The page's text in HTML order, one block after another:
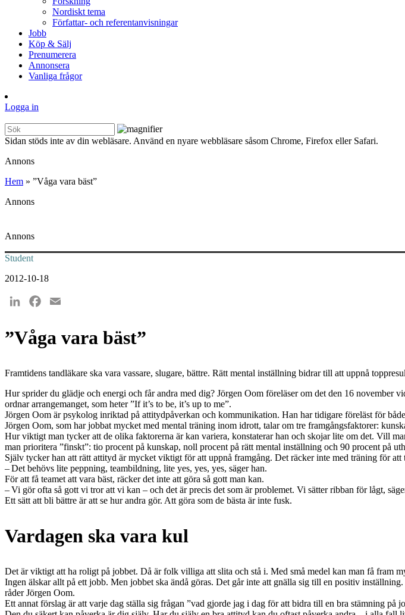
Nordiskt tema
Författar- och referentanvisningar
Jobb
Köp & Sälj
Prenumerera
Annonsera
Vanliga frågor
Logga in
Sidan stöds inte av din webläsare. Använd en nyare webbläsare såsom Chrome, Firefox eller Safari.
Annons
Hem » ”Våga vara bäst”
Annons
Annons
Student
2012-10-18
LinkedInFacebook
”Våga vara bäst”
Framtidens tandläkare ska vara vassare, slugare, bättre. Rätt mental inställning bidrar till att uppnå
Hur sprider du glädje och energi och får andra med dig? Jörgen Oom föreläser om det den 16 november
ordnar arrangemanget, som heter ”If it’s to be, it’s up to me”.
Jörgen Oom är psykolog inriktad på attitydpåverkan och kommunikation. Han har tidigare föreläst för
Jörgen Oom, som har jobbat mycket med mental träning inom idrott, talar om tre framgångsfaktorer:
Hur viktigt man tycker att de olika faktorerna är kan variera, konstaterar han och skojar lite om det. Vill
man prioritera ”finskt”: tio procent på kunskap, noll procent på rätt mental inställning och 90 procent på
Själv tycker han att rätt attityd är mycket viktigt för att uppnå framgång. Det räcker inte med träning för att
– Det behövs lite peppning, teambildning, lite yes, yes, yes, säger han.
För att få teamet att vara bäst, räcker det inte att göra så gott man kan.
– Vi gör ofta så gott vi tror att vi kan – och det är precis det som är problemet. Vi sätter ribban för lågt,
Ett sätt att bli bättre är att se hur andra gör. Att göra som de bästa är inte fusk.
Vardagen ska vara kul
Det är viktigt att ha roligt på jobbet. Då är folk villiga att slita och stå i. Med små medel kan man få fram
Ingen älskar allt på ett jobb. Men jobbet ska ändå göras. Det går inte att gnälla sig till en positiv
råder Jörgen Oom.
Ett annat förslag är att varje dag ställa sig frågan ”vad gjorde jag i dag för att bidra till en bra stämning på